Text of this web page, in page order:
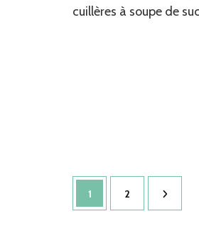
cuillères à soupe de
Pagination
des
Page
1 Page
2